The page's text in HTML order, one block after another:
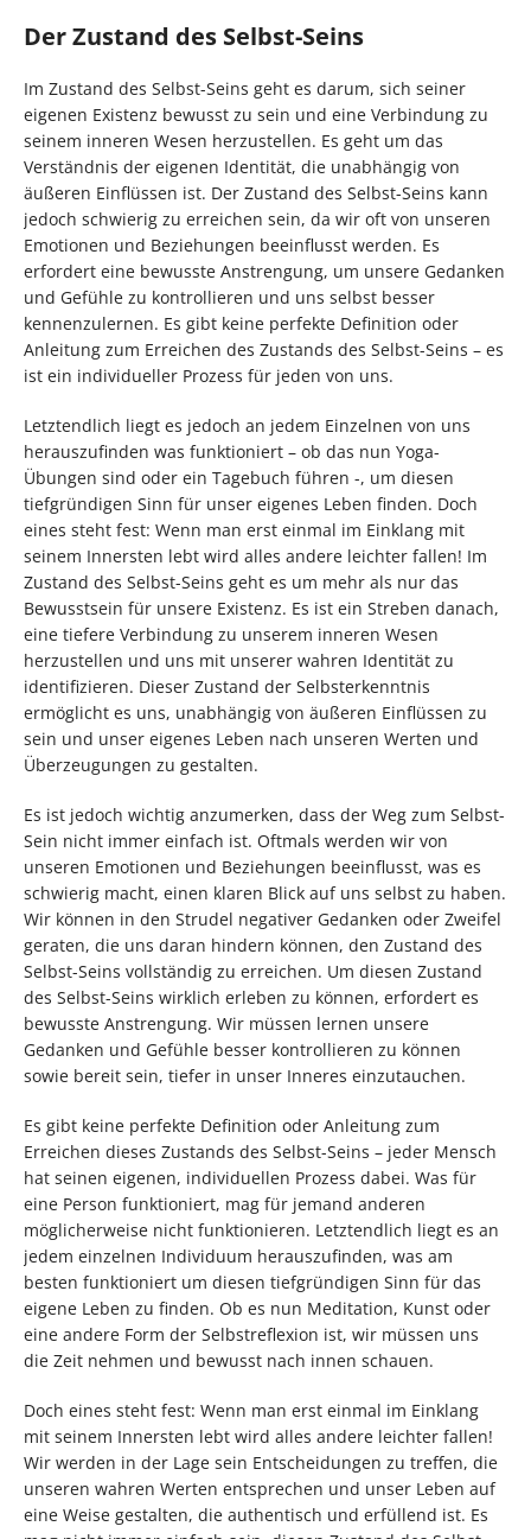
Der Zustand des Selbst-Seins
Im Zustand des Selbst-Seins geht es darum, sich seiner
eigenen Existenz bewusst zu sein und eine Verbindung zu
seinem inneren Wesen herzustellen. Es geht um das
Verständnis der eigenen Identität, die unabhängig von
äußeren Einflüssen ist. Der Zustand des Selbst-Seins kann
jedoch schwierig zu erreichen sein, da wir oft von unseren
Emotionen und Beziehungen beeinflusst werden. Es
erfordert eine bewusste Anstrengung, um unsere Gedanken
und Gefühle zu kontrollieren und uns selbst besser
kennenzulernen. Es gibt keine perfekte Definition oder
Anleitung zum Erreichen des Zustands des Selbst-Seins – es
ist ein individueller Prozess für jeden von uns.
Letztendlich liegt es jedoch an jedem Einzelnen von uns
herauszufinden was funktioniert – ob das nun Yoga-
Übungen sind oder ein Tagebuch führen -, um diesen
tiefgründigen Sinn für unser eigenes Leben finden. Doch
eines steht fest: Wenn man erst einmal im Einklang mit
seinem Innersten lebt wird alles andere leichter fallen! Im
Zustand des Selbst-Seins geht es um mehr als nur das
Bewusstsein für unsere Existenz. Es ist ein Streben danach,
eine tiefere Verbindung zu unserem inneren Wesen
herzustellen und uns mit unserer wahren Identität zu
identifizieren. Dieser Zustand der Selbsterkenntnis
ermöglicht es uns, unabhängig von äußeren Einflüssen zu
sein und unser eigenes Leben nach unseren Werten und
Überzeugungen zu gestalten.
Es ist jedoch wichtig anzumerken, dass der Weg zum Selbst-
Sein nicht immer einfach ist. Oftmals werden wir von
unseren Emotionen und Beziehungen beeinflusst, was es
schwierig macht, einen klaren Blick auf uns selbst zu haben.
Wir können in den Strudel negativer Gedanken oder Zweifel
geraten, die uns daran hindern können, den Zustand des
Selbst-Seins vollständig zu erreichen. Um diesen Zustand
des Selbst-Seins wirklich erleben zu können, erfordert es
bewusste Anstrengung. Wir müssen lernen unsere
Gedanken und Gefühle besser kontrollieren zu können
sowie bereit sein, tiefer in unser Inneres einzutauchen.
Es gibt keine perfekte Definition oder Anleitung zum
Erreichen dieses Zustands des Selbst-Seins – jeder Mensch
hat seinen eigenen, individuellen Prozess dabei. Was für
eine Person funktioniert, mag für jemand anderen
möglicherweise nicht funktionieren. Letztendlich liegt es an
jedem einzelnen Individuum herauszufinden, was am
besten funktioniert um diesen tiefgründigen Sinn für das
eigene Leben zu finden. Ob es nun Meditation, Kunst oder
eine andere Form der Selbstreflexion ist, wir müssen uns
die Zeit nehmen und bewusst nach innen schauen.
Doch eines steht fest: Wenn man erst einmal im Einklang
mit seinem Innersten lebt wird alles andere leichter fallen!
Wir werden in der Lage sein Entscheidungen zu treffen, die
unseren wahren Werten entsprechen und unser Leben auf
eine Weise gestalten, die authentisch und erfüllend ist. Es